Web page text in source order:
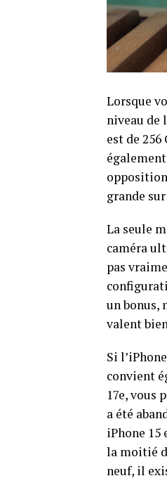
Lorsque
niveau de
est de 256
également
opposition
grande
La seule
caméra
pas
un bonus,
valent
Si
convient
17e, vous
a été
iPhone 15
la moitié
neuf, il